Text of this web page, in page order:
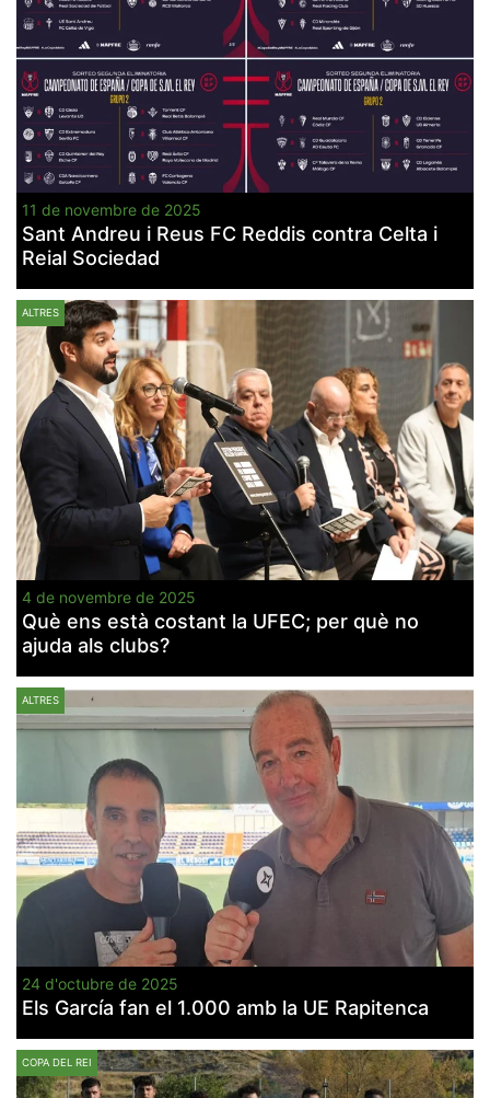
11 de novembre de 2025
Sant Andreu i Reus FC Reddis contra Celta i
Reial Sociedad
ALTRES
4 de novembre de 2025
Què ens està costant la UFEC; per què no
ajuda als clubs?
ALTRES
24 d'octubre de 2025
Els García fan el 1.000 amb la UE Rapitenca
COPA DEL REI